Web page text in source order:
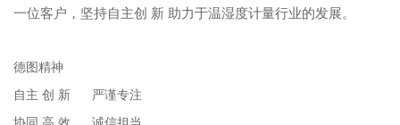
一位客户，坚持自主创 新 助力于温湿度计量行业的发展。
德图精神
自主 创 新 严谨专注